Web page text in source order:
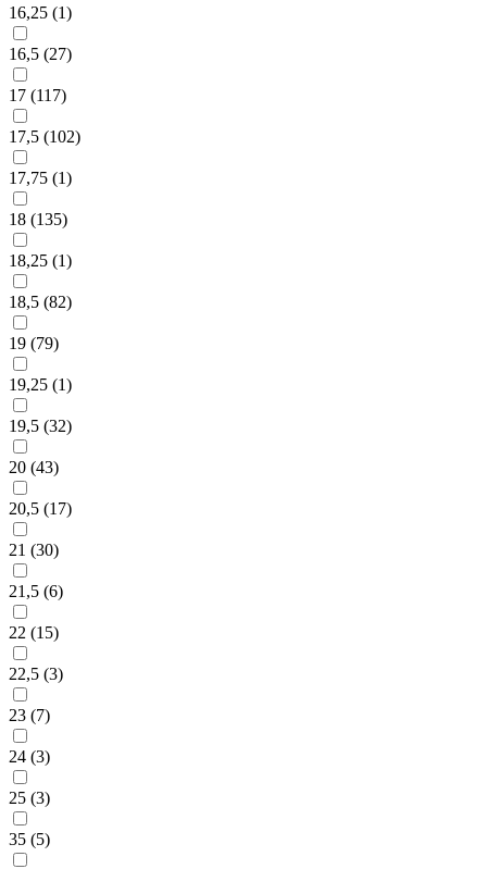
16,25 (1)
16,5 (27)
17 (117)
17,5 (102)
17,75 (1)
18 (135)
18,25 (1)
18,5 (82)
19 (79)
19,25 (1)
19,5 (32)
20 (43)
20,5 (17)
21 (30)
21,5 (6)
22 (15)
22,5 (3)
23 (7)
24 (3)
25 (3)
35 (5)